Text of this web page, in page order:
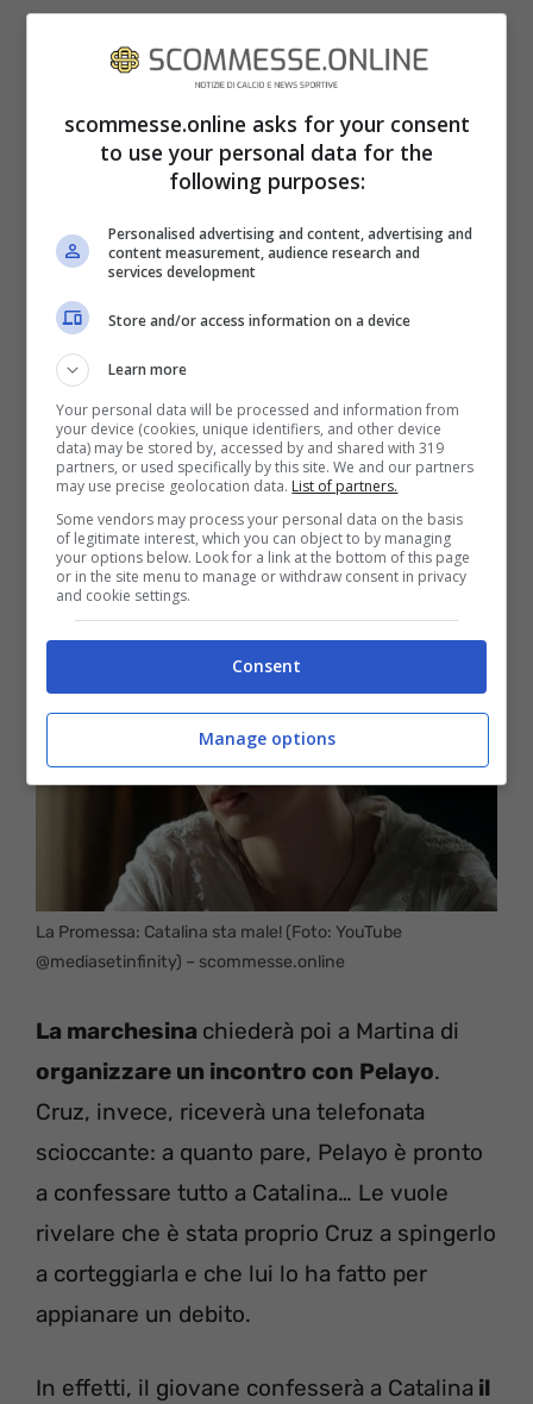
La Promessa: Catalina sta male!
Cruz rassicurerà Alonso spiegandogli che
molto presto Manuel si scorderà di Jane e
che sposerà una donna del loro stesso
rango. Catalina, invece, rivelerà a Simona di
essere tormentata da
brutti incubie da
intollerabili dolori allo stomaco.
La Promessa: Catalina sta male! (Foto: YouTube
@mediasetinfinity) – scommesse.online
La marchesina chiederà poi a Martina di
organizzare un incontro con Pelayo.
Cruz, invece, riceverà una telefonata
scioccante: a quanto pare, Pelayo è pronto
a confessare tutto a Catalina… Le vuole
rivelare che è stata proprio Cruz a spingerlo
a corteggiarla e che lui lo ha fatto per
appianare un debito.
In effetti, il giovane confesserà a Catalina il
scommesse.online asks for your consent
to use your personal data for the
following purposes:
Personalised advertising and content, advertising and
content measurement, audience research and
services development
Store and/or access information on a device
Learn more
Your personal data will be processed and information from
your device (cookies, unique identifiers, and other device
data) may be stored by, accessed by and shared with 319
partners, or used specifically by this site. We and our partners
may use precise geolocation data. List of partners.
Some vendors may process your personal data on the basis
of legitimate interest, which you can object to by managing
your options below. Look for a link at the bottom of this page
or in the site menu to manage or withdraw consent in privacy
and cookie settings.
Consent
Manage options